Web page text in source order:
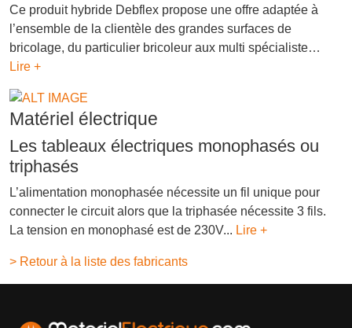
Ce produit hybride Debflex propose une offre adaptée à
l’ensemble de la clientèle des grandes surfaces de
bricolage, du particulier bricoleur aux multi spécialiste…
Lire +
Matériel électrique
Les tableaux électriques monophasés ou
triphasés
L’alimentation monophasée nécessite un fil unique pour
connecter le circuit alors que la triphasée nécessite 3 fils.
La tension en monophasé est de 230V... Lire +
> Retour à la liste des fabricants